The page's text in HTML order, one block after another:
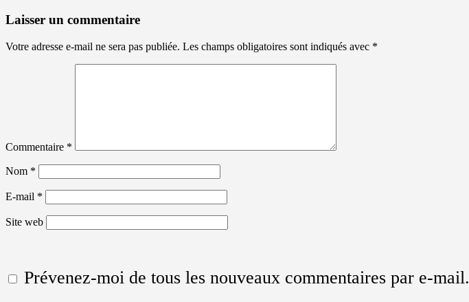
Laisser un commentaire
Votre adresse e-mail ne sera pas publiée. Les champs obligatoires sont indiqués avec *
Commentaire *
Nom *
E-mail *
Site web
Prévenez-moi de tous les nouveaux commentaires par e-mail.